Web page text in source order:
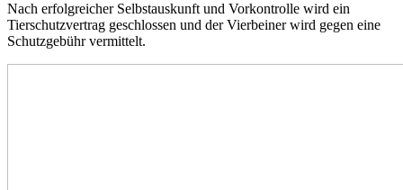
Nach erfolgreicher Selbstauskunft und Vorkontrolle wird ein
Tierschutzvertrag geschlossen und der Vierbeiner wird gegen eine
Schutzgebühr vermittelt.